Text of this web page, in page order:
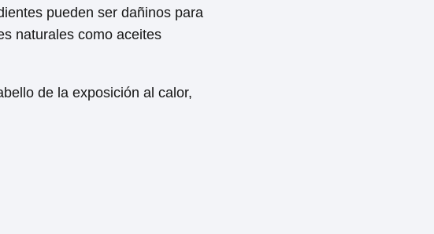
pueden ser dañinos para
naturales como aceites
de la exposición al calor,